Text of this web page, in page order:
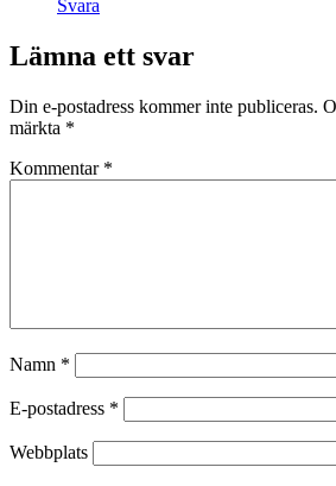
Svara
Lämna ett svar
Din e-postadress kommer inte publiceras.
märkta *
Kommentar *
Namn *
E-postadress *
Webbplats